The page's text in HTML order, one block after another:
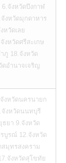
จังหวัดบึงกาฬ
งหวัดมุกดาหาร
หวัดเลย
งหวัดศรีสะเกษ
ภู 18.จังหวัด
อำนาจเจริญ
งหวัดนครนายก
จังหวัดนนทบุรี
ยา 9.จังหวัด
บูรณ์ 12.จังหวัด
มุทรสงคราม
จังหวัดสุโขทัย